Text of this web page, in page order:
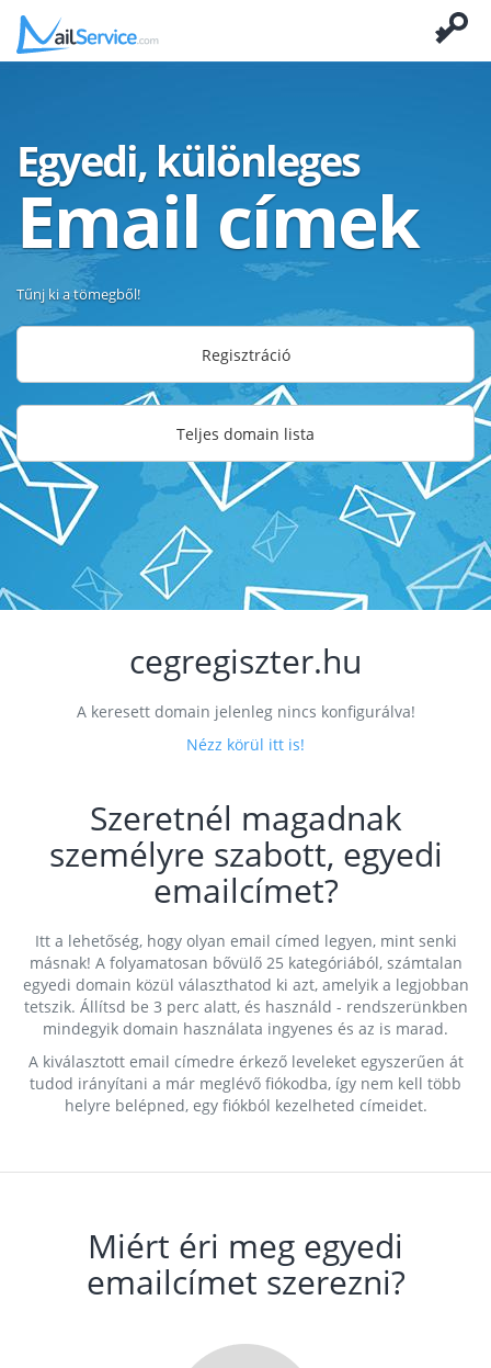
Egyedi, különleges
Email címek
Tűnj ki a tömegből!
Regisztráció
Teljes domain lista
cegregiszter.hu
A keresett domain jelenleg nincs konfigurálva!
Nézz körül itt is!
Szeretnél magadnak
személyre szabott, egyedi
emailcímet?
Itt a lehetőség, hogy olyan email címed legyen, mint senki
másnak! A folyamatosan bővülő 25 kategóriából, számtalan
egyedi domain közül választhatod ki azt, amelyik a legjobban
tetszik. Állítsd be 3 perc alatt, és használd - rendszerünkben
mindegyik domain használata ingyenes és az is marad.
A kiválasztott email címedre érkező leveleket egyszerűen át
tudod irányítani a már meglévő fiókodba, így nem kell több
helyre belépned, egy fiókból kezelheted címeidet.
Miért éri meg egyedi
emailcímet szerezni?